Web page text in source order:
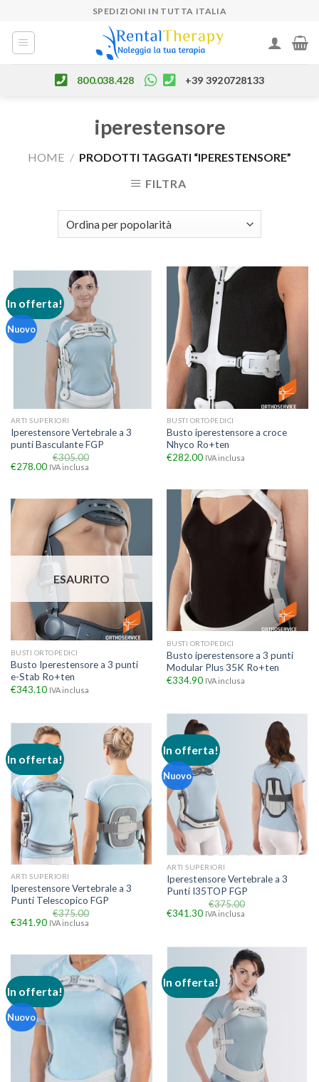
content
SPEDIZIONI IN TUTTA ITALIA
800.038.428 +39 3920728133
iperestensore
HOME / PRODOTTI TAGGATI “IPERESTENSORE”
FILTRA
In offerta!
Nuovo
ARTI SUPERIORI
Iperestensore Vertebrale a 3
punti Basculante FGP
€305.00
€278.00 IVA inclusa
BUSTI ORTOPEDICI
Busto iperestensore a croce
Nhyco Ro+ten
€282.00 IVA inclusa
BUSTI ORTOPEDICI
Busto iperestensore a 3 punti
Modular Plus 35K Ro+ten
€334.90 IVA inclusa
ESAURITO
BUSTI ORTOPEDICI
Busto Iperestensore a 3 punti
e-Stab Ro+ten
€343.10 IVA inclusa
In offerta!
Nuovo
ARTI SUPERIORI
Iperestensore Vertebrale a 3
Punti I35TOP FGP
€375.00
€341.30 IVA inclusa
In offerta!
ARTI SUPERIORI
Iperestensore Vertebrale a 3
Punti Telescopico FGP
€375.00
€341.90 IVA inclusa
In offerta!
In offerta!
Nuovo